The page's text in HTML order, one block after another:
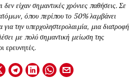
δεν είχαν σημαντικές χρόνιες παθήσεις. Σε
όπου περίπου το 50% λαμβάνει
την υπερχοληστερολαιμία, μια διατροφή
με πολύ σημαντική μείωση της
ερευνητές.